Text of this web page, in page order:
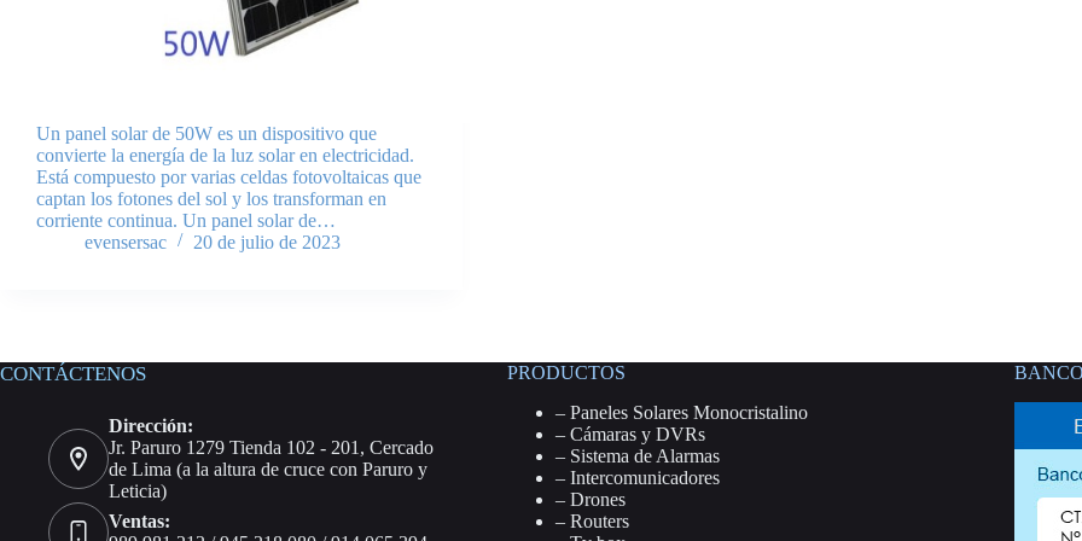
Un panel solar de 50W es un dispositivo que
convierte la energía de la luz solar en electricidad.
Está compuesto por varias celdas fotovoltaicas que
captan los fotones del sol y los transforman en
corriente continua. Un panel solar de…
evensersac
20 de julio de 2023
CONTÁCTENOS
Dirección:
Jr. Paruro 1279 Tienda 102 - 201, Cercado
de Lima (a la altura de cruce con Paruro y
Leticia)
Ventas:
PRODUCTOS
– Paneles Solares Monocristalino
– Cámaras y DVRs
– Sistema de Alarmas
– Intercomunicadores
– Drones
– Routers